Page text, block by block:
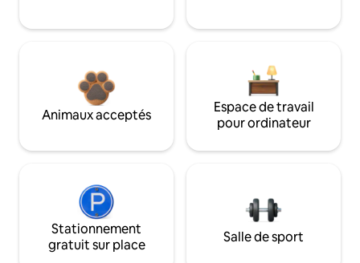
Animaux acceptés
Espace de travail
pour ordinateur
Stationnement
gratuit sur place
Salle de sport